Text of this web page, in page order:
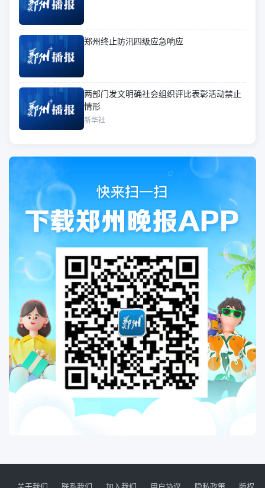
郑州终止防汛四级应急响应
两部门发文明确社会组织评比表彰活动禁止
情形
新华社